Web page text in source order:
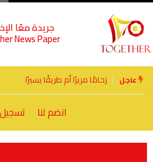
جريدة معًا
News Paper
عاجل الأخوة الأعداء وحتمًا لابد من لقاء
انضم لنا